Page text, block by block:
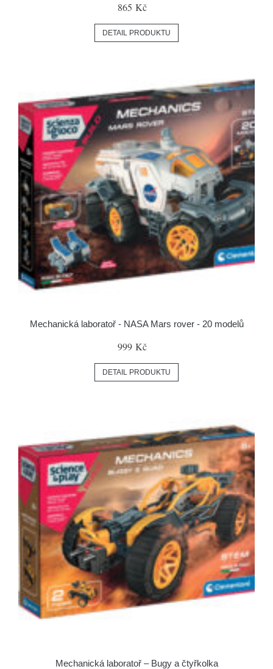
865 Kč
DETAIL PRODUKTU
Mechanická laboratoř - NASA Mars rover - 20 modelů
999 Kč
DETAIL PRODUKTU
Mechanická laboratoř – Bugy a čtyřkolka